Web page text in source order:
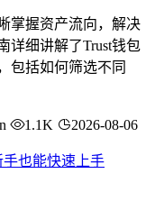
掌握资产流向，解决
详细讲解了Trust钱包
包括如何筛选不同
1.1K 2026-08-06